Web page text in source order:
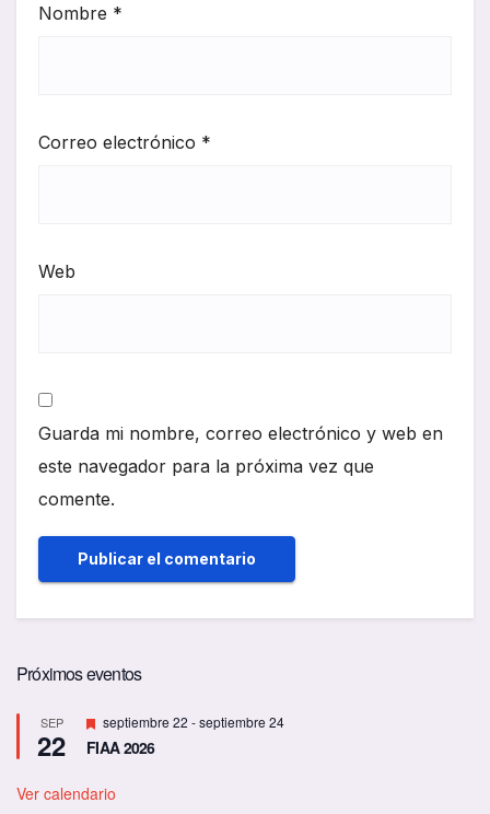
Nombre *
Correo electrónico *
Web
Guarda mi nombre, correo electrónico y web en
este navegador para la próxima vez que
comente.
Próximos eventos
SEP
22
D
e
s
a
septiembre 22 -septiembre 24
FIAA 2026
Ver calendario